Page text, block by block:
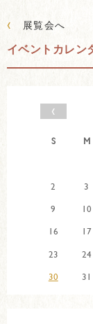
‹ 展覧会へ
イベントカレン
‹
S M
2
3
9
10
16
17
23
24
30
31